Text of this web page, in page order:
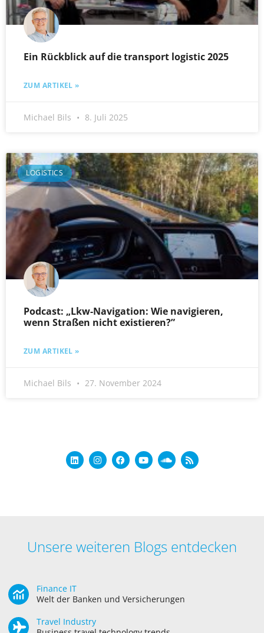
Ein Rückblick auf die transport logistic 2025
ZUM ARTIKEL »
Michael Bils 8. Juli 2025
LOGISTICS
Podcast: „Lkw-Navigation: Wie navigieren,
wenn Straßen nicht existieren?”
ZUM ARTIKEL »
Michael Bils 27. November 2024
Unsere weiteren Blogs entdecken
Finance IT
Welt der Banken und Versicherungen
Travel Industry